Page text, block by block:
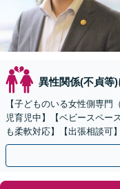
異性関係(不貞等
【子どものいる女性側専
児育児中】【ベビースペー
も柔軟対応】【出張相談可】